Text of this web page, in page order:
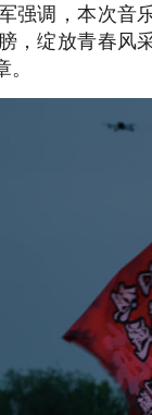
强调，本次音
，绽放青春风